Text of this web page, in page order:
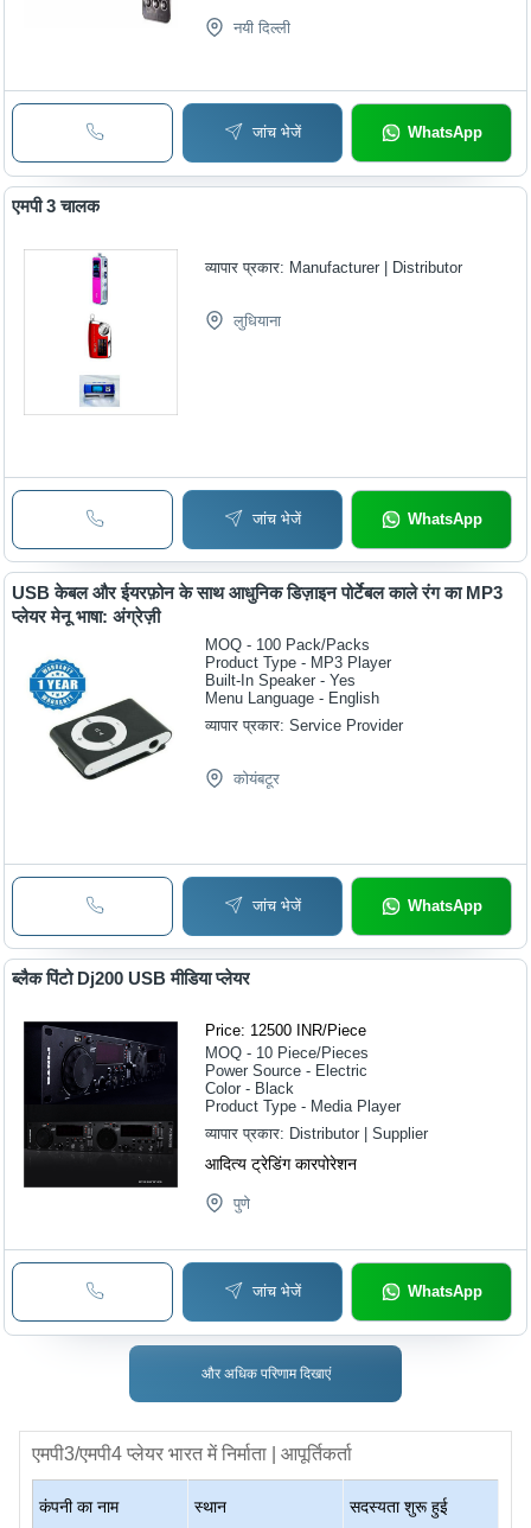
नयी दिल्ली
जांच भेजें WhatsApp
एमपी 3 चालक
व्यापार प्रकार: Manufacturer | Distributor
लुधियाना
जांच भेजें WhatsApp
USB केबल और ईयरफ़ोन के साथ आधुनिक डिज़ाइन पोर्टेबल काले रंग का MP3
प्लेयर मेनू भाषा: अंग्रेज़ी
MOQ - 100 Pack/Packs
Product Type - MP3 Player
Built-In Speaker - Yes
Menu Language - English
व्यापार प्रकार:Service Provider
कोयंबटूर
जांच भेजें WhatsApp
ब्लैक पिंटो Dj200 USB मीडिया प्लेयर
Price: 12500 INR/Piece
MOQ - 10 Piece/Pieces
Power Source - Electric
Color - Black
Product Type - Media Player
व्यापार प्रकार: Distributor | Supplier
आदित्य ट्रेडिंग कारपोरेशन
पुणे
जांच भेजें WhatsApp
और अधिक परिणाम दिखाएं
एमपी3/एमपी4 प्लेयर भारत में निर्माता | आपूर्तिकर्ता
कंपनी का नाम स्थान सदस्यता शुरू हुई